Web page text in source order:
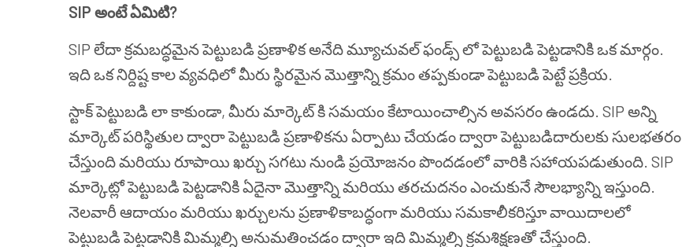
SIP అంటే ఏమిటి?
SIP లేదా క్రమబద్ధమైన పెట్టుబడి ప్రణాళిక అనేది మ్యూచువల్ ఫండ్స్ లో పెట్టుబడి పెట్టడానికి ఒక మార్గం.
ఇది ఒక నిర్దిష్ట కాల వ్యవధిలో మీరు స్థిరమైన మొత్తాన్ని క్రమం తప్పకుండా పెట్టుబడి పెట్టే ప్రక్రియ.
స్టాక్ పెట్టుబడి లా కాకుండా, మీరు మార్కెట్‌ కి సమయం కేటాయించాల్సిన అవసరం ఉండదు. SIP అన్ని
మార్కెట్ పరిస్థితుల ద్వారా పెట్టుబడి ప్రణాళికను ఏర్పాటు చేయడం ద్వారా పెట్టుబడిదారులకు సులభతరం
చేస్తుంది మరియు రూపాయి ఖర్చు సగటు నుండి ప్రయోజనం పొందడంలో వారికి సహాయపడుతుంది. SIP
మార్కెట్లో పెట్టుబడి పెట్టడానికి ఏదైనా మొత్తాన్ని మరియు తరచుదనం ఎంచుకునే సౌలభ్యాన్ని ఇస్తుంది.
నెలవారీ ఆదాయం మరియు ఖర్చులను ప్రణాళికాబద్ధంగా మరియు సమకాలీకరిస్తూ వాయిదాలలో
పెట్టుబడి పెట్టడానికి మిమ్మల్ని అనుమతించడం ద్వారా ఇది మిమ్మల్ని క్రమశిక్షణతో చేస్తుంది.